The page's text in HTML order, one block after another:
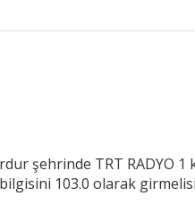
şehrinde TRT RADYO 1
103.0 olarak